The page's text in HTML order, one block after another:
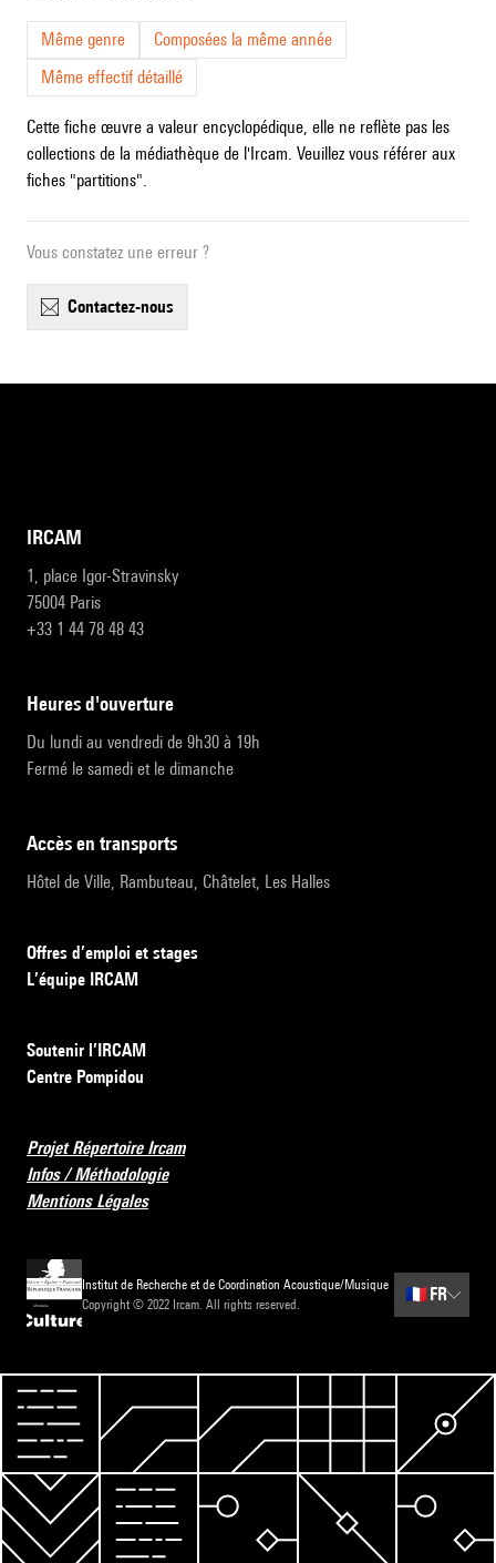
Même genre
Composées la même année
Même effectif détaillé
Cette fiche œuvre a valeur encyclopédique, elle ne reflète pas les
collections de la médiathèque de l'Ircam. Veuillez vous référer aux
fiches "partitions".
Vous constatez une erreur ?
contactez-nous
IRCAM
1, place Igor-Stravinsky
75004 Paris
+33 1 44 78 48 43
heures d'ouverture
Du lundi au vendredi de 9h30 à 19h
Fermé le samedi et le dimanche
accès en transports
Hôtel de Ville, Rambuteau, Châtelet, Les Halles
Offres d’emploi et stages
L’équipe IRCAM
Soutenir l’IRCAM
Centre Pompidou
Projet Répertoire Ircam
Infos / Méthodologie
Mentions Légales
Institut de Recherche et de Coordination Acoustique/Musique
Copyright © 2022 Ircam. All rights reserved.
🇫🇷 FR